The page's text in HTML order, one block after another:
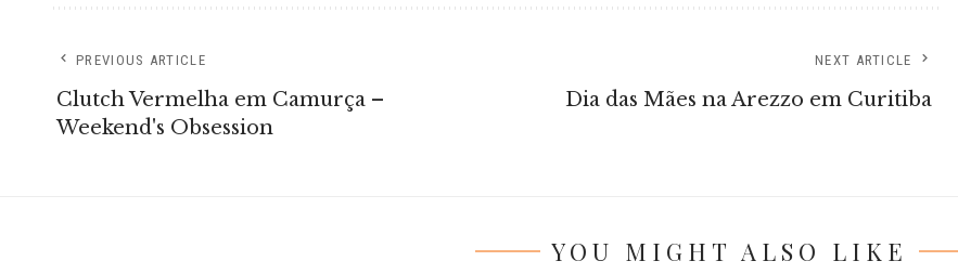
PREVIOUS ARTICLE
Clutch Vermelha em Camurça –
Weekend's Obsession
NEXT ARTICLE
Dia das Mães na Arezzo em Curitiba
YOU MIGHT ALSO LIKE